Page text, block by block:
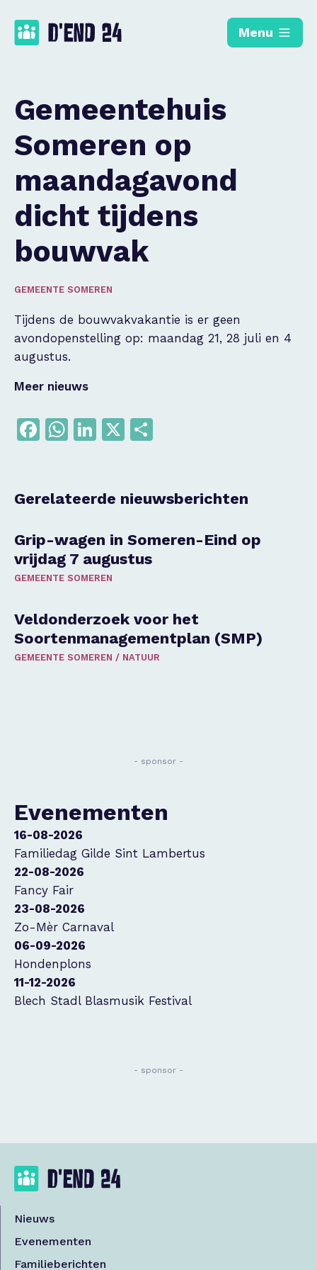
Menu
Gemeentehuis
Someren op
maandagavond
dicht tijdens
bouwvak
GEMEENTE SOMEREN
Tijdens de bouwvakvakantie is er geen
avondopenstelling op: maandag 21, 28 juli en 4
augustus.
Meer nieuws
Facebook
WhatsApp
LinkedIn
X
Gerelateerde nieuwsberichten
Grip-wagen in Someren-Eind op
vrijdag 7 augustus
GEMEENTE SOMEREN
Veldonderzoek voor het
Soortenmanagementplan (SMP)
GEMEENTE SOMEREN / NATUUR
- sponsor -
Evenementen
16-08-2026
Familiedag Gilde Sint Lambertus
22-08-2026
Fancy Fair
23-08-2026
Zo-Mèr Carnaval
06-09-2026
Hondenplons
11-12-2026
Blech Stadl Blasmusik Festival
- sponsor -
Nieuws
Evenementen
Familieberichten